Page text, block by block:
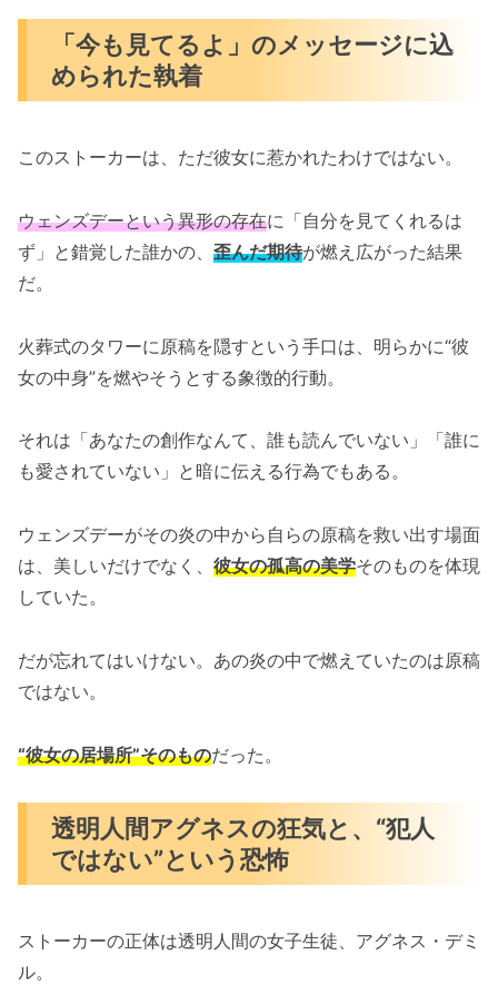
「今も見てるよ」のメッセージに込
められた執着
このストーカーは、ただ彼女に惹かれたわけではない。
ウェンズデーという異形の存在に「自分を見てくれるは
ず」と錯覚した誰かの、 歪んだ期待が燃え広がった結果
だ。
火葬式のタワーに原稿を隠すという手口は、明らかに“彼
女の中身”を燃やそうとする象徴的行動。
それは「あなたの創作なんて、誰も読んでいない」「誰に
も愛されていない」と暗に伝える行為でもある。
ウェンズデーがその炎の中から自らの原稿を救い出す場面
は、美しいだけでなく、 彼女の孤高の美学そのものを体現
していた。
だが忘れてはいけない。あの炎の中で燃えていたのは原稿
ではない。
“彼女の居場所”そのものだった。
透明人間アグネスの狂気と、“犯人
ではない”という恐怖
ストーカーの正体は透明人間の女子生徒、アグネス・デミ
ル。